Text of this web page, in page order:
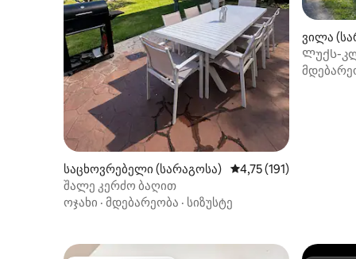
საცხოვრებელი (სარაგოსა) საშუალო შეფასებაა
4,75 (191)
შალე კერძო ბაღით
ოჯახი · მდებარეობა · სიზუსტე
ვილა
Ლუქს-